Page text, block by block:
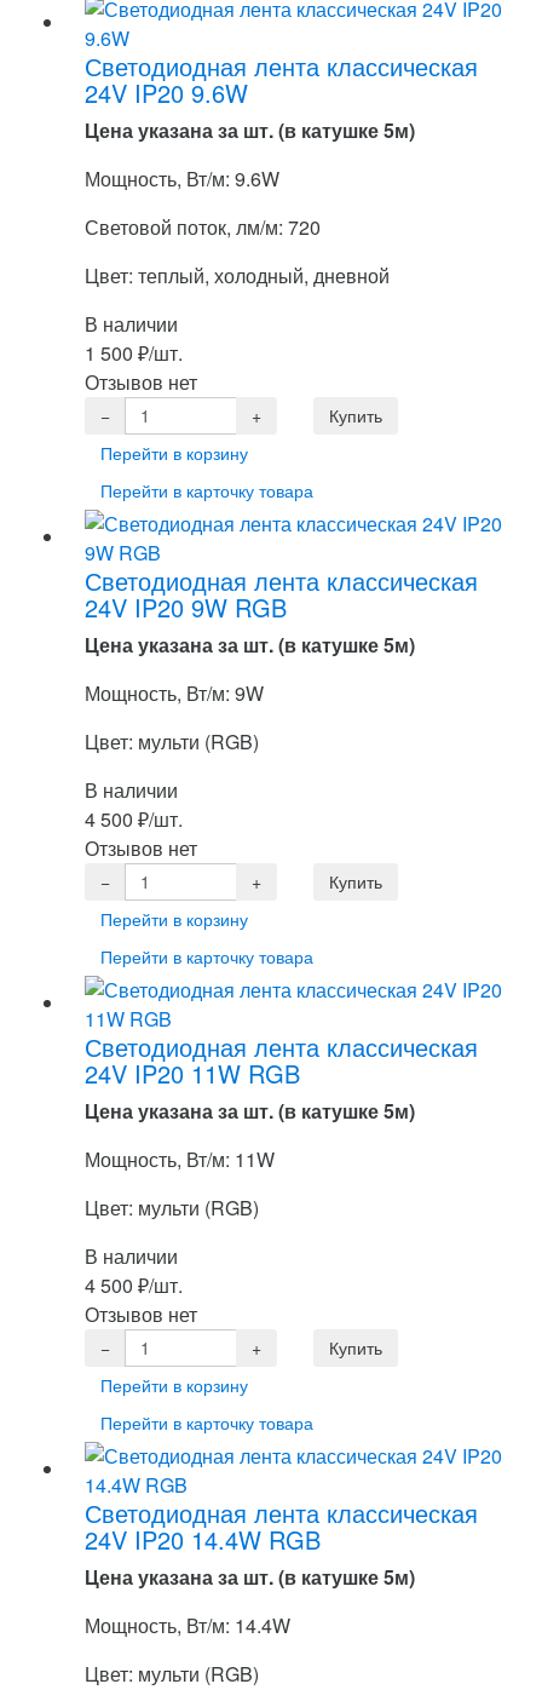
Светодиодная лента классическая
24V IP20 9.6W
Цена указана за шт. (в катушке 5м)
Мощность, Вт/м: 9.6W
Световой поток, лм/м: 720
Цвет: теплый, холодный, дневной
В наличии
1 500 ₽/шт.
Отзывов нет
Перейти в корзину
Перейти в карточку товара
Светодиодная лента классическая
24V IP20 9W RGB
Цена указана за шт. (в катушке 5м)
Мощность, Вт/м: 9W
Цвет: мульти (RGB)
В наличии
4 500 ₽/шт.
Отзывов нет
Перейти в корзину
Перейти в карточку товара
Светодиодная лента классическая
24V IP20 11W RGB
Цена указана за шт. (в катушке 5м)
Мощность, Вт/м: 11W
Цвет: мульти (RGB)
В наличии
4 500 ₽/шт.
Отзывов нет
Перейти в корзину
Перейти в карточку товара
Светодиодная лента классическая
24V IP20 14.4W RGB
Цена указана за шт. (в катушке 5м)
Мощность, Вт/м: 14.4W
Цвет: мульти (RGB)